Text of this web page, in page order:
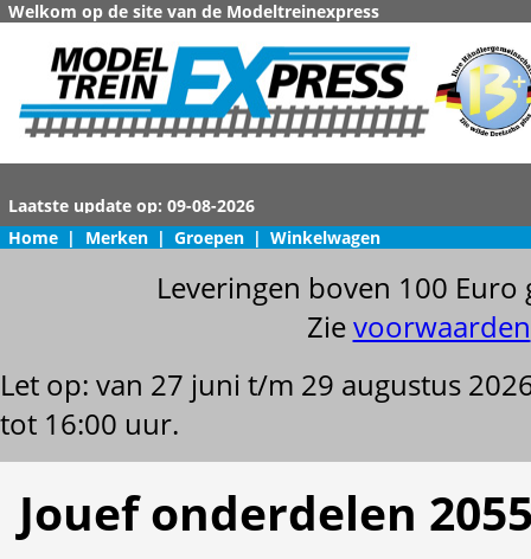
Welkom op de site van de Modeltreinexpress
Home | Merken | Groepen | Winkelwagen
Leveringen boven 100
Zievoorwaarden
Let op: van 27 juni t/m 29 augustus
tot 16:00 uur.
Jouef onderdelen